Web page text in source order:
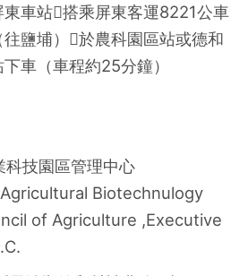
東車站搭乘屏東客運8221公車
往鹽埔）於農科園區站或德和
下車（車程約25分鐘）
科技園區管理中心
Biotechnulogy
of Agriculture ,Executive